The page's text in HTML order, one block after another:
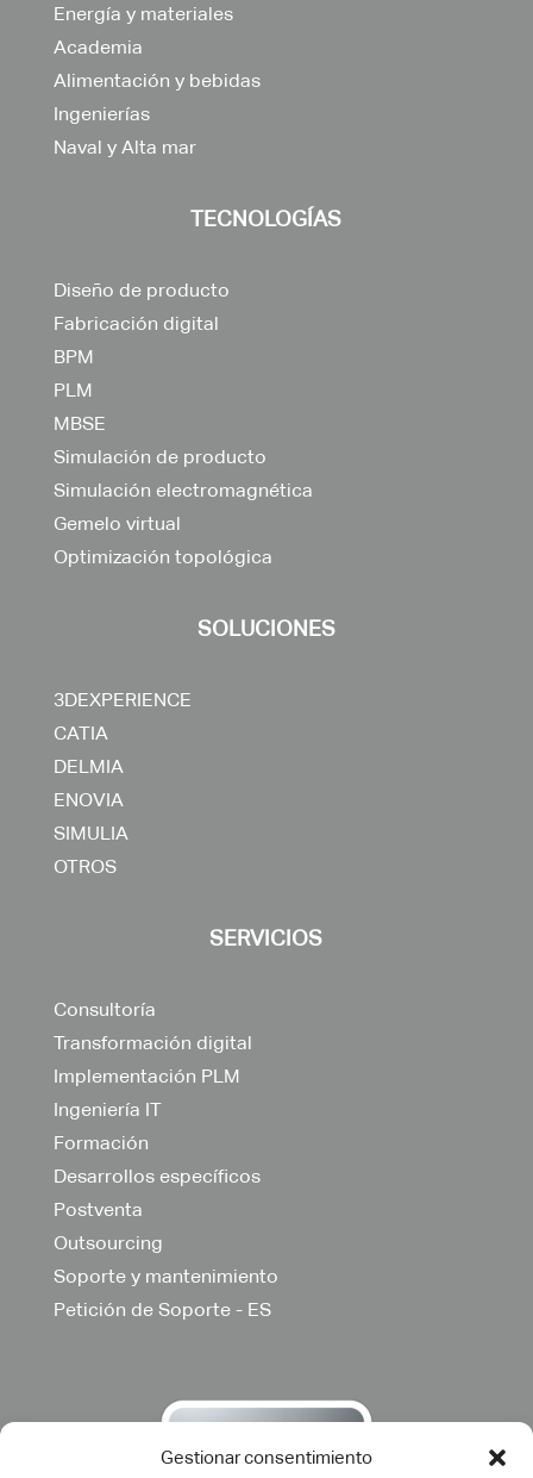
Gestionar consentimiento
Energía y materiales
Academia
Alimentación y bebidas
Ingenierías
Naval y Alta mar
TECNOLOGÍAS
Diseño de producto
Fabricación digital
BPM
PLM
MBSE
Simulación de producto
Simulación electromagnética
Gemelo virtual
Optimización topológica
SOLUCIONES
3DEXPERIENCE
CATIA
DELMIA
ENOVIA
SIMULIA
OTROS
SERVICIOS
Consultoría
Transformación digital
Implementación PLM
Ingeniería IT
Formación
Desarrollos específicos
Postventa
Outsourcing
Soporte y mantenimiento
Petición de Soporte - ES